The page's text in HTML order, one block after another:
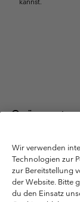
Österreich
Columbia
Bergheim, Salzburg
Datenschutzerklärung
Bestimmungen und
Wir verwenden
Technologien zur
zur Bereitstellung
der Website. Bitte
du den Einsatz